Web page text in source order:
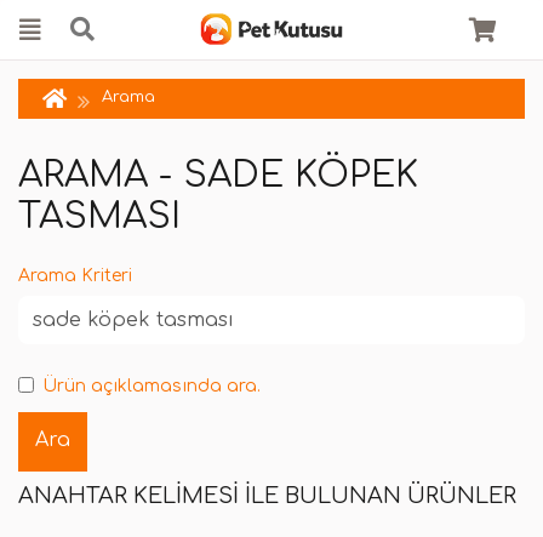
Arama
ARAMA - SADE KÖPEK
TASMASI
Arama Kriteri
Ürün açıklamasında ara.
ANAHTAR KELIMESI ILE BULUNAN ÜRÜNLER